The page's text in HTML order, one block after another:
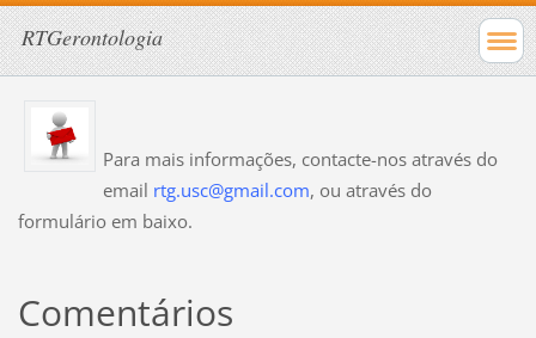
RTGerontologia
Para mais informações, contacte-nos através do
email rtg.usc@gmail.com, ou através do
formulário em baixo.
Comentários